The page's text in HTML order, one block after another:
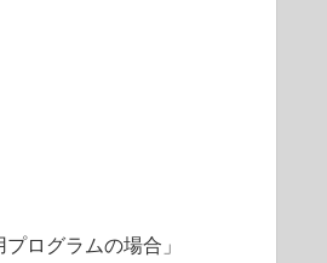
ログラムの場合」